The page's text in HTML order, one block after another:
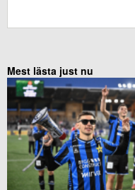
Mest lästa just nu